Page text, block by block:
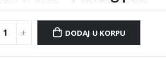
DODAJ U KORPU